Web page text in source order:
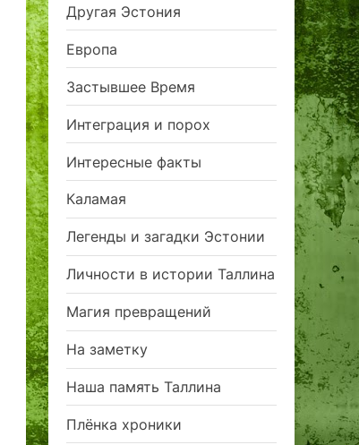
Другая Эстония
Европа
Застывшее Время
Интеграция и порох
Интересные факты
Каламая
Легенды и загадки Эстонии
Личности в истории Таллина
Магия превращений
На заметку
Наша память Таллина
Плёнка хроники